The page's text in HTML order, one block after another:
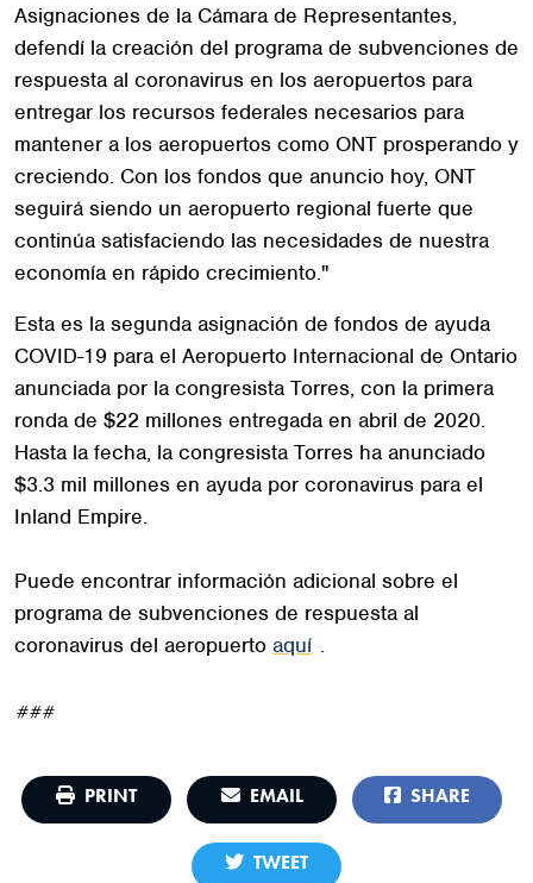
Asignaciones de la Cámara de Representantes,
defendí la creación del programa de subvenciones de
respuesta al coronavirus en los aeropuertos para
entregar los recursos federales necesarios para
mantener a los aeropuertos como ONT prosperando y
creciendo. Con los fondos que anuncio hoy, ONT
seguirá siendo un aeropuerto regional fuerte que
continúa satisfaciendo las necesidades de nuestra
economía en rápido crecimiento."
Esta es la segunda asignación de fondos de ayuda
COVID-19 para el Aeropuerto Internacional de Ontario
anunciada por la congresista Torres, con la primera
ronda de $22 millones entregada en abril de 2020.
Hasta la fecha, la congresista Torres ha anunciado
$3.3 mil millones en ayuda por coronavirus para el
Inland Empire.
Puede encontrar información adicional sobre el
programa de subvenciones de respuesta al
coronavirus del aeropuerto aquí .
###
PRINT EMAIL SHARE
TWEET